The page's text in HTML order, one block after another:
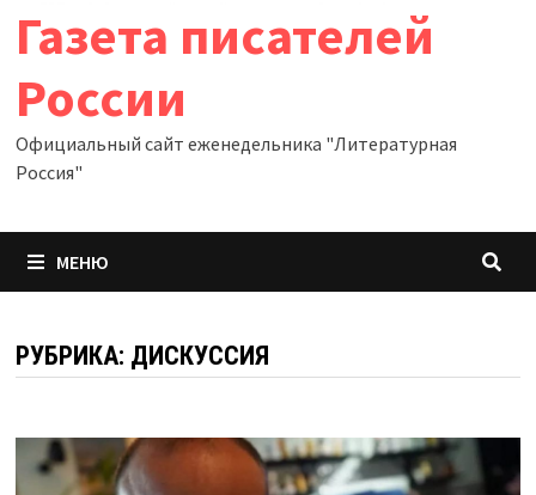
Газета писателей
России
Официальный сайт еженедельника "Литературная
Россия"
МЕНЮ
РУБРИКА: ДИСКУССИЯ